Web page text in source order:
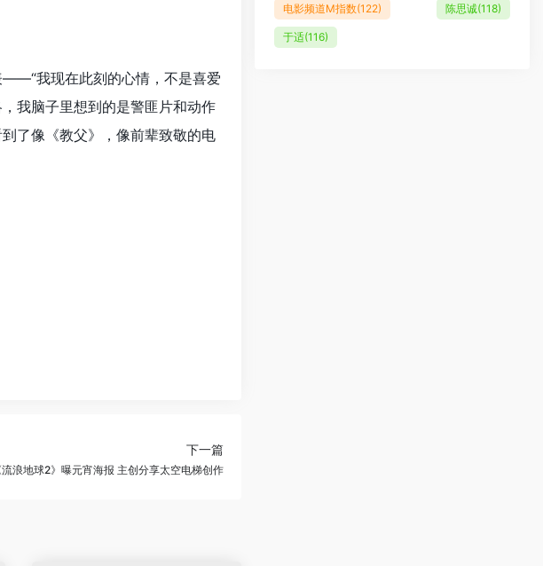
——“我现在此刻的心情，不是喜爱
我脑子里想到的是警匪片和动作
了像《教父》，像前辈致敬的电
下一篇
流浪地球2》曝元宵海报 主创分享太空电梯创作
电影频道M指数(122) 陈思诚(118)
于适(116)